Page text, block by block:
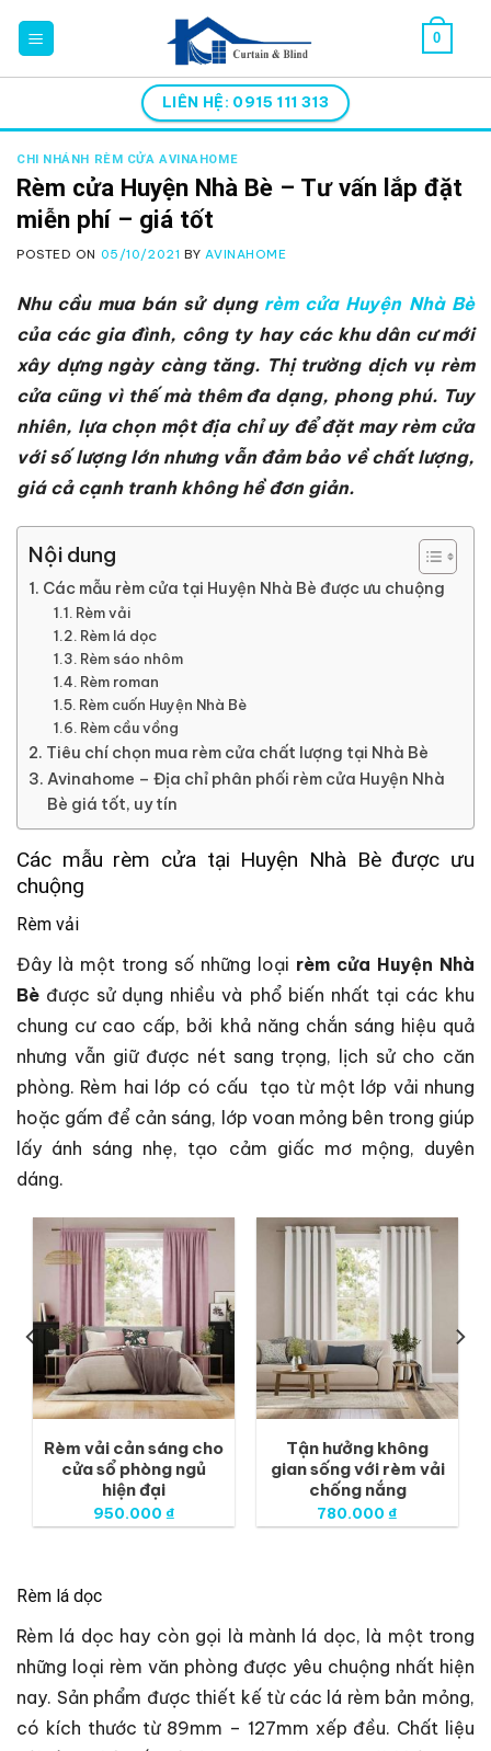
content
0
LIÊN HỆ: 0915 111 313
CHI NHÁNH RÈM CỬA AVINAHOME
Rèm cửa Huyện Nhà Bè – Tư vấn lắp đặt
miễn phí – giá tốt
POSTED ON 05/10/2021 BY AVINAHOME
Nhu cầu mua bán sử dụng rèm cửa Huyện Nhà Bè
của các gia đình, công ty hay các khu dân cư mới
xây dựng ngày càng tăng. Thị trường dịch vụ rèm
cửa cũng vì thế mà thêm đa dạng, phong phú. Tuy
nhiên, lựa chọn một địa chỉ uy để đặt may rèm cửa
với số lượng lớn nhưng vẫn đảm bảo về chất lượng,
giá cả cạnh tranh không hề đơn giản.
Nội dung
Các mẫu rèm cửa tại Huyện Nhà Bè được ưu chuộng
Rèm vải
Rèm lá dọc
Rèm sáo nhôm
Rèm roman
Rèm cuốn Huyện Nhà Bè
Rèm cầu vồng
Tiêu chí chọn mua rèm cửa chất lượng tại Nhà Bè
Avinahome – Địa chỉ phân phối rèm cửa Huyện Nhà
Bè giá tốt, uy tín
Các mẫu rèm cửa tại Huyện Nhà Bè được ưu
chuộng
Rèm vải
Đây là một trong số những loại rèm cửa Huyện Nhà
Bè được sử dụng nhiều và phổ biến nhất tại các khu
chung cư cao cấp, bởi khả năng chắn sáng hiệu quả
nhưng vẫn giữ được nét sang trọng, lịch sử cho căn
phòng. Rèm hai lớp có cấu tạo từ một lớp vải nhung
hoặc gấm để cản sáng, lớp voan mỏng bên trong giúp
lấy ánh sáng nhẹ, tạo cảm giấc mơ mộng, duyên
dáng.
Rèm vải cản sáng cho
cửa sổ phòng ngủ
hiện đại
950.000 ₫
Tận hưởng không
gian sống với rèm vải
chống nắng
780.000 ₫
Rèm lá dọc
Rèm lá dọc hay còn gọi là mành lá dọc, là một trong
những loại rèm văn phòng được yêu chuộng nhất hiện
nay. Sản phẩm được thiết kế từ các lá rèm bản mỏng,
có kích thước từ 89mm – 127mm xếp đều. Chất liệu